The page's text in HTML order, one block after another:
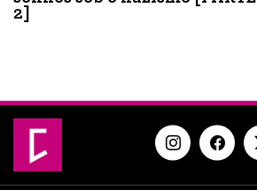
2]